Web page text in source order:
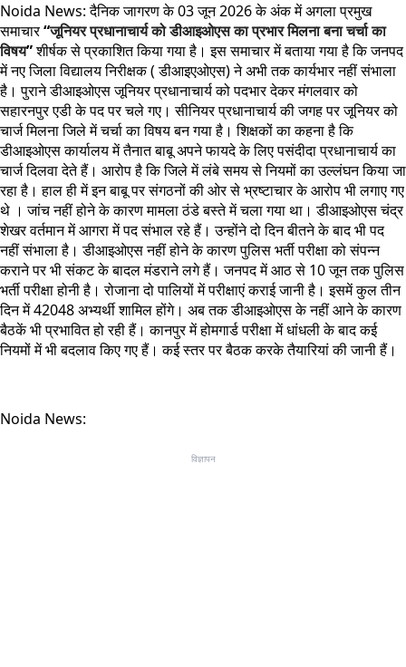
Noida News: दैनिक जागरण के 03 जून 2026 के अंक में अगला प्रमुख
समाचार“जूनियर प्रधानाचार्य को डीआइओएस का प्रभार मिलना बना चर्चा का
विषय”शीर्षक से प्रकाशित किया गया है। इस समाचार में बताया गया है कि जनपद
में नए जिला विद्यालय निरीक्षक ( डीआइएओएस) ने अभी तक कार्यभार नहीं संभाला
है। पुराने डीआइओएस जूनियर प्रधानाचार्य को पदभार देकर मंगलवार को
सहारनपुर एडी के पद पर चले गए। सीनियर प्रधानाचार्य की जगह पर जूनियर को
चार्ज मिलना जिले में चर्चा का विषय बन गया है। शिक्षकों का कहना है कि
डीआइओएस कार्यालय में तैनात बाबू अपने फायदे के लिए पसंदीदा प्रधानाचार्य का
चार्ज दिलवा देते हैं। आरोप है कि जिले में लंबे समय से नियमों का उल्लंघन किया जा
रहा है। हाल ही में इन बाबू पर संगठनों की ओर से भ्रष्टाचार के आरोप भी लगाए गए
थे । जांच नहीं होने के कारण मामला ठंडे बस्ते में चला गया था। डीआइओएस चंद्र
शेखर वर्तमान में आगरा में पद संभाल रहे हैं। उन्होंने दो दिन बीतने के बाद भी पद
नहीं संभाला है। डीआइओएस नहीं होने के कारण पुलिस भर्ती परीक्षा को संपन्न
कराने पर भी संकट के बादल मंडराने लगे हैं। जनपद में आठ से 10 जून तक पुलिस
भर्ती परीक्षा होनी है। रोजाना दो पालियों में परीक्षाएं कराई जानी है। इसमें कुल तीन
दिन में 42048 अभ्यर्थी शामिल होंगे। अब तक डीआइओएस के नहीं आने के कारण
बैठकें भी प्रभावित हो रही हैं। कानपुर में होमगार्ड परीक्षा में धांधली के बाद कई
नियमों में भी बदलाव किए गए हैं। कई स्तर पर बैठक करके तैयारियां की जानी हैं।
Noida News:
विज्ञापन